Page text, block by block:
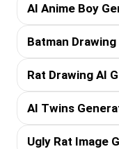
AI Anime Boy
Batman
Rat Drawing AI
AI Twins
Ugly Rat Image